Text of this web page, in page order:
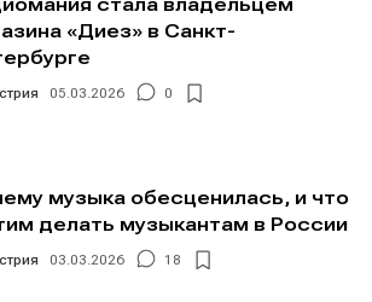
«Диез» в Санкт-
05.03.2026 0
музыка обесценилась, и что
делать музыкантам в России
03.03.2026 18